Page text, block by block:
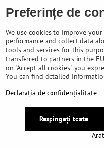
Vreau să îmi schimb
Tabela de dimensiuni pentru
Cum să alegi furca amortizată
Cum să alegi mărimea
Ghidul pentru acumulatorii
Înțelegerea anvelopelor
2026
Preferințe de
Preferințe de
We use cookies to improve
performance and collect data
tools and services for this
transferred to partners in the
on "Accept all cookies" you
You can find detailed
Declarația de confidențialitate
Respingeți toate